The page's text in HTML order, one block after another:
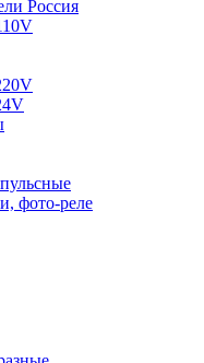
Россия
фото-реле